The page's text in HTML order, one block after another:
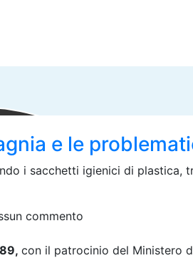
e le
i sacchetti igienici di
commento
con il patrocinio del Ministero